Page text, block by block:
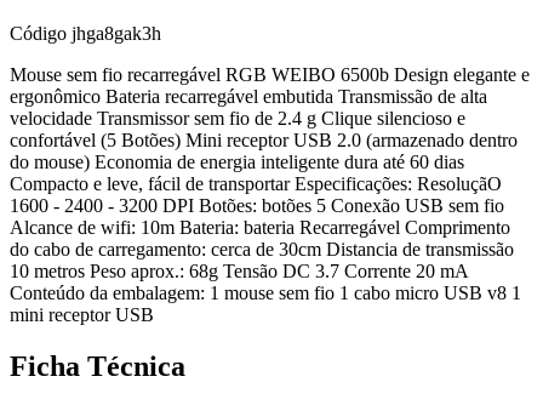
Código jhga8gak3h
Mouse sem fio recarregável RGB WEIBO 6500b Design elegante e
ergonômico Bateria recarregável embutida Transmissão de alta
velocidade Transmissor sem fio de 2.4 g Clique silencioso e
confortável (5 Botões) Mini receptor USB 2.0 (armazenado dentro
do mouse) Economia de energia inteligente dura até 60 dias
Compacto e leve, fácil de transportar Especificações: ResoluçãO
1600 - 2400 - 3200 DPI Botões: botões 5 Conexão USB sem fio
Alcance de wifi: 10m Bateria: bateria Recarregável Comprimento
do cabo de carregamento: cerca de 30cm Distancia de transmissão
10 metros Peso aprox.: 68g Tensão DC 3.7 Corrente 20 mA
Conteúdo da embalagem: 1 mouse sem fio 1 cabo micro USB v8 1
mini receptor USB
Ficha Técnica